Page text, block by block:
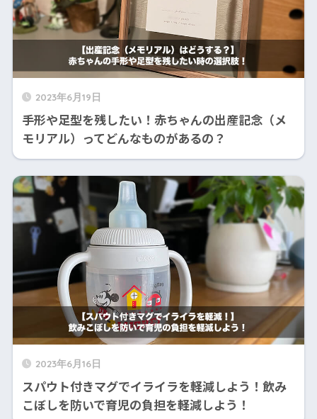
2023年6月19日
手形や足型を残したい！赤ちゃんの出産記念（メ
モリアル）ってどんなものがあるの？
2023年6月16日
スパウト付きマグでイライラを軽減しよう！飲み
こぼしを防いで育児の負担を軽減しよう！